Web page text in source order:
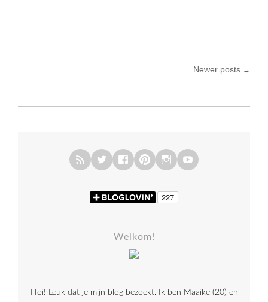
Newer posts →
Welkom!
Hoi! Leuk dat je mijn blog bezoekt. Ik ben Maaike (20) en